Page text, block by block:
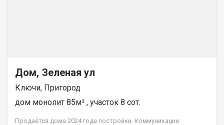
Дом, Зеленая ул
Ключи, Пригород
дом монолит 85м² , участок 8 сот.
Продаётся дома 2024 года постройки. Коммуникации: